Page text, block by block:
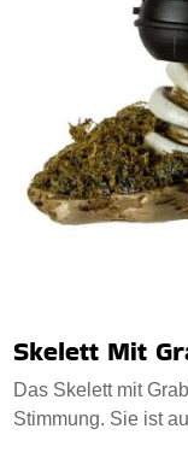
Skelett Mit
Das Skelett mit
Stimmung. Sie ist